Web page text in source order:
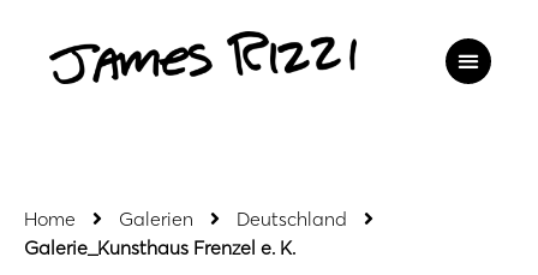
Home Galerien
Deutschland
Galerie_Kunsthaus Frenzel e. K.